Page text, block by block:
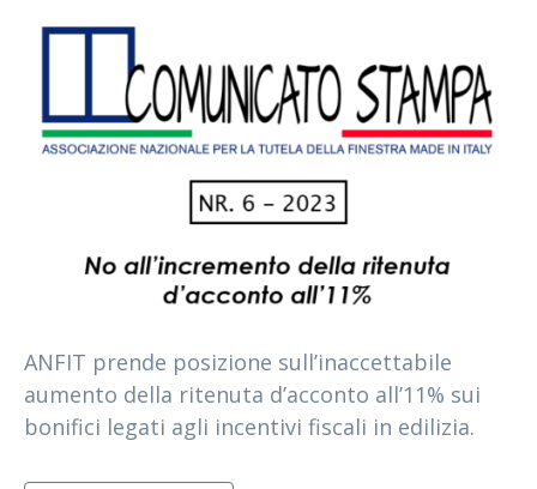
ANFIT prende posizione sull’inaccettabile
aumento della ritenuta d’acconto all’11% sui
bonifici legati agli incentivi fiscali in edilizia.